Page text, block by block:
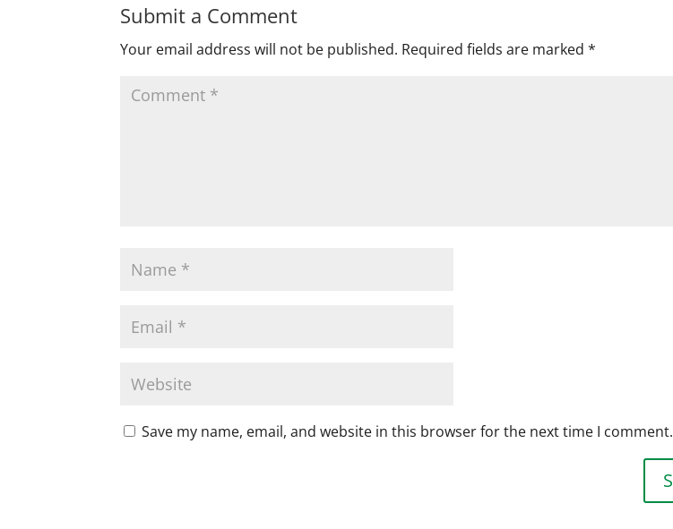
Submit a Comment
Your email address will not be published. Required fields are marked*
Save my name, email, and website in this browser for the next time I comment.